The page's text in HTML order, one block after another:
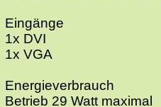
Eingänge
1x DVI
1x VGA
Energieverbrauch
Betrieb 29 Watt maximal